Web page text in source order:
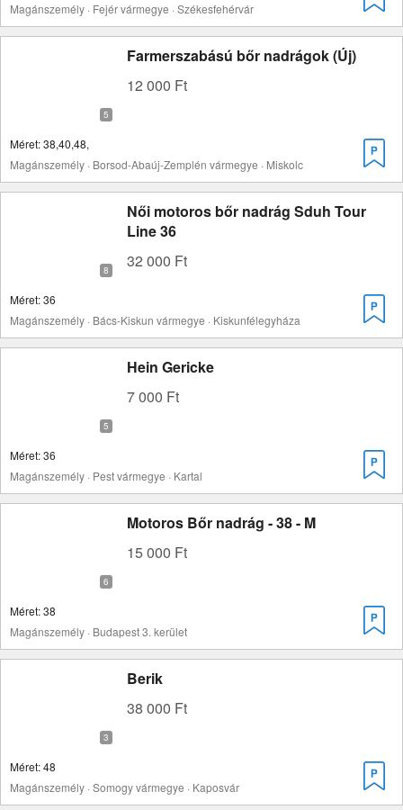
Magánszemély · Fejér vármegye · Székesfehérvár
Farmerszabású bőr nadrágok (Új)
12 000 Ft
Méret: 38,40,48,
Magánszemély · Borsod-Abaúj-Zemplén vármegye · Miskolc
Női motoros bőr nadrág Sduh Tour
Line 36
32 000 Ft
Méret: 36
Magánszemély · Bács-Kiskun vármegye · Kiskunfélegyháza
Hein Gericke
7 000 Ft
Méret: 36
Magánszemély · Pest vármegye · Kartal
Motoros Bőr nadrág - 38 - M
15 000 Ft
Méret: 38
Magánszemély · Budapest 3. kerület
Berik
38 000 Ft
Méret: 48
Magánszemély · Somogy vármegye · Kaposvár